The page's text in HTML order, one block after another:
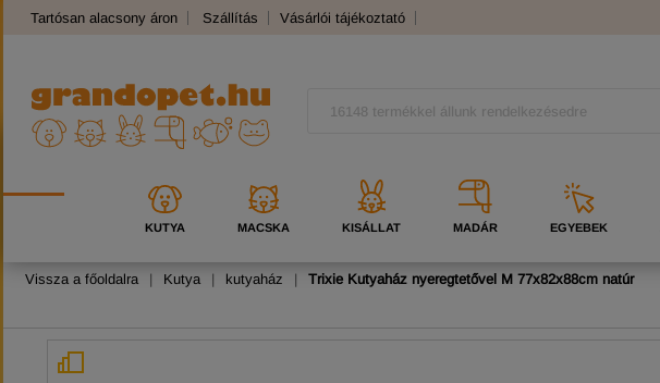
Tartósan alacsony áron Szállítás Vásárlói tájékoztató
KUTYA MACSKA KISÁLLAT MADÁR EGYEBEK
Vissza a főoldalra | Kutya | kutyaház | Trixie Kutyaház nyeregtetővel M 77x82x88cm natúr